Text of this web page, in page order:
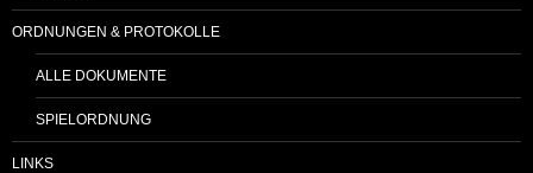
ORDNUNGEN & PROTOKOLLE
ALLE DOKUMENTE
SPIELORDNUNG
LINKS